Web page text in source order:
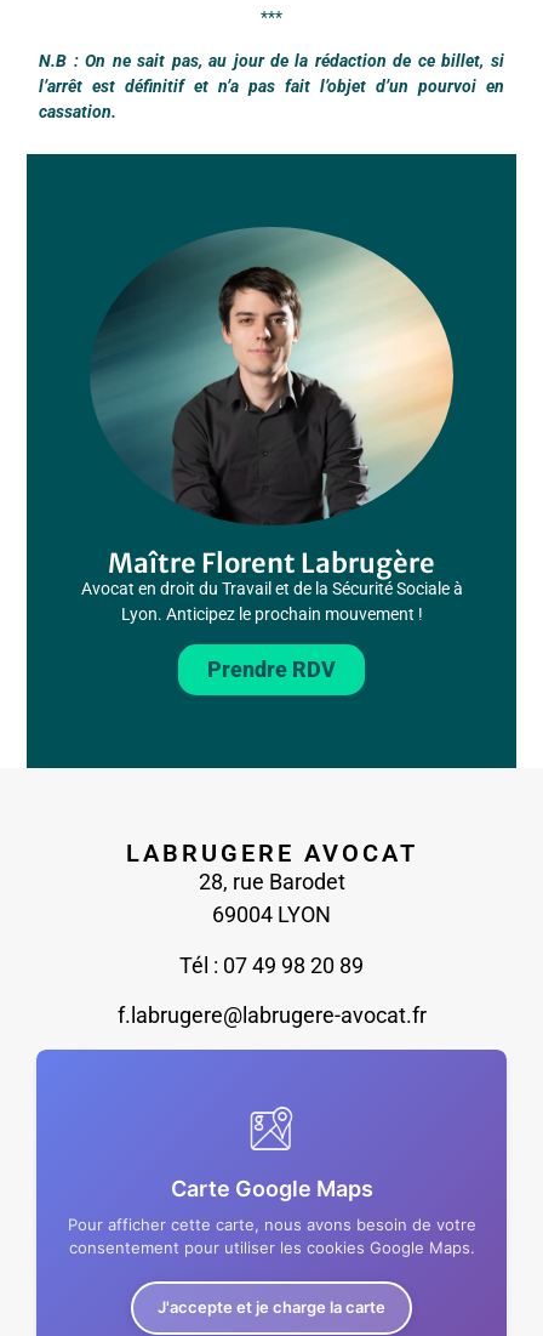
***
N.B : On ne sait pas, au jour de la rédaction de ce billet, si
l’arrêt est définitif et n’a pas fait l’objet d’un pourvoi en
cassation.
Maître Florent Labrugère
Avocat en droit du Travail et de la Sécurité Sociale à
Lyon. Anticipez le prochain mouvement !
Prendre RDV
LABRUGERE AVOCAT
28, rue Barodet
69004 LYON
Tél : 07 49 98 20 89
f.labrugere@labrugere-avocat.fr
Carte Google Maps
Pour afficher cette carte, nous avons besoin de votre
consentement pour utiliser les cookies Google Maps.
J'accepte et je charge la carte